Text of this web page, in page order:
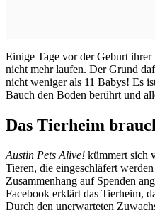
Einige Tage vor der Geburt
nicht mehr laufen. Der Grund
nicht weniger als 11 Babys! Es
Bauch den Boden berührt und
Das Tierheim
Austin Pets Alive! kümmert sich
Tieren, die eingeschläfert
Zusammenhang auf Spenden
Facebook erklärt das Tierheim,
Durch den unerwarteten